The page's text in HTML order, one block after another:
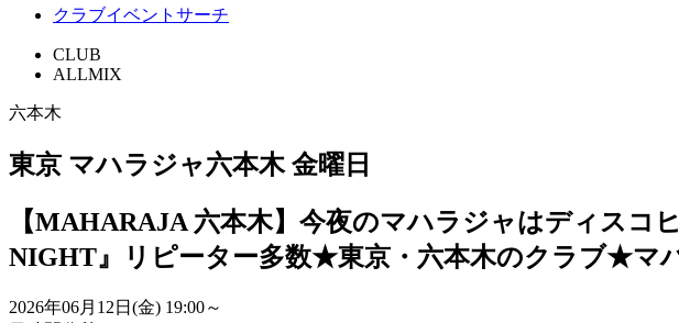
クラブイベントサーチ
CLUB
ALLMIX
六本木
東京 マハラジャ六本木 金曜日
【MAHARAJA 六本木】今夜のマハラジャはディス
NIGHT』リピーター多数★東京・六本木のクラブ★マ
2026年06月12日(金) 19:00～